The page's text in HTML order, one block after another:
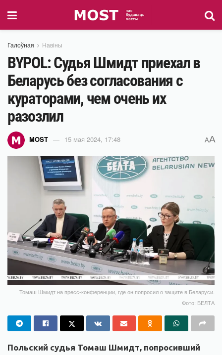
Галоўная Навіны
BYPOL: Судья Шмидт приехал в
Беларусь без согласования с
кураторами, чем очень их
разозлил
MOST 15 мая 2024, 17:48 AA
Томаш Шмидт на пресс-конференции, где он попросил о защите в Беларуси.
Фото: БЕЛТА
Польский судья Томаш Шмидт, попросивший